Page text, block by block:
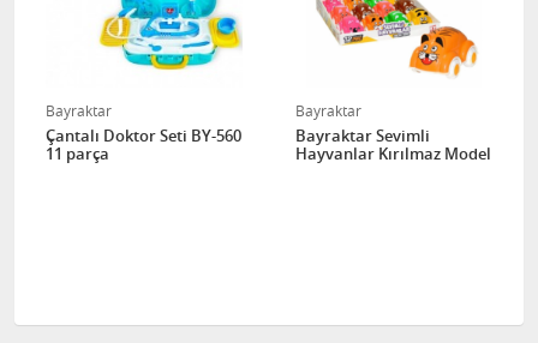
Bayraktar
Çantalı Doktor Seti BY-560
11 parça
Bayraktar
Bayraktar Sevimli
Hayvanlar Kırılmaz Model